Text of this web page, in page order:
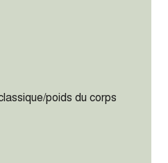
poids du corps